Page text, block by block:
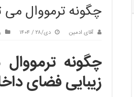
چگونه ترمووال می
آقای ادمین دی/۲۸ / ۱۴۰۴
چگونه
زیبایی فضای